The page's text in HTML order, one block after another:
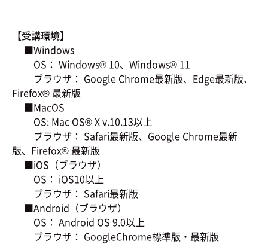
【受講環境】
■Windows
OS： Windows® 10、Windows® 11
ブラウザ： Google Chrome最新版、Edge最新版、
Firefox® 最新版
■MacOS
OS: Mac OS® X v.10.13以上
ブラウザ： Safari最新版、Google Chrome最新
版、Firefox® 最新版
■iOS（ブラウザ）
OS： iOS10以上
ブラウザ： Safari最新版
■Android（ブラウザ）
OS： Android OS 9.0以上
ブラウザ： GoogleChrome標準版・最新版